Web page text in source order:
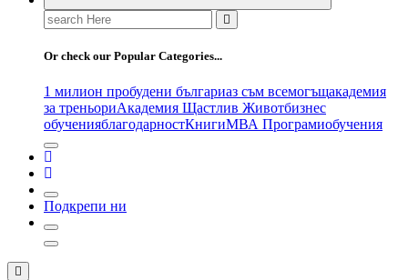
Search
for:
Or check our Popular Categories...
1 милион пробудени българиаз съм всемогъщакадемия
за треньориАкадемия Щастлив Животбизнес
обученияблагодарностКнигиМВА Програмиобучения
Подкрепи ни